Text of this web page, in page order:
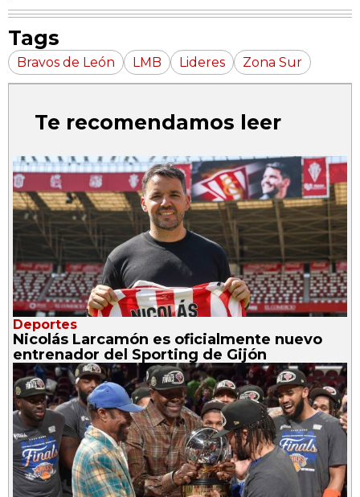
Tags
Bravos de León LMB Lideres Zona Sur
Te recomendamos leer
Deportes
Nicolás Larcamón es oficialmente nuevo
entrenador del Sporting de Gijón